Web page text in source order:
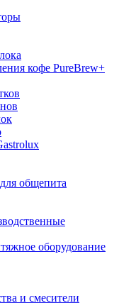
кофе PureBrew+
общепита
оборудование
и смесители